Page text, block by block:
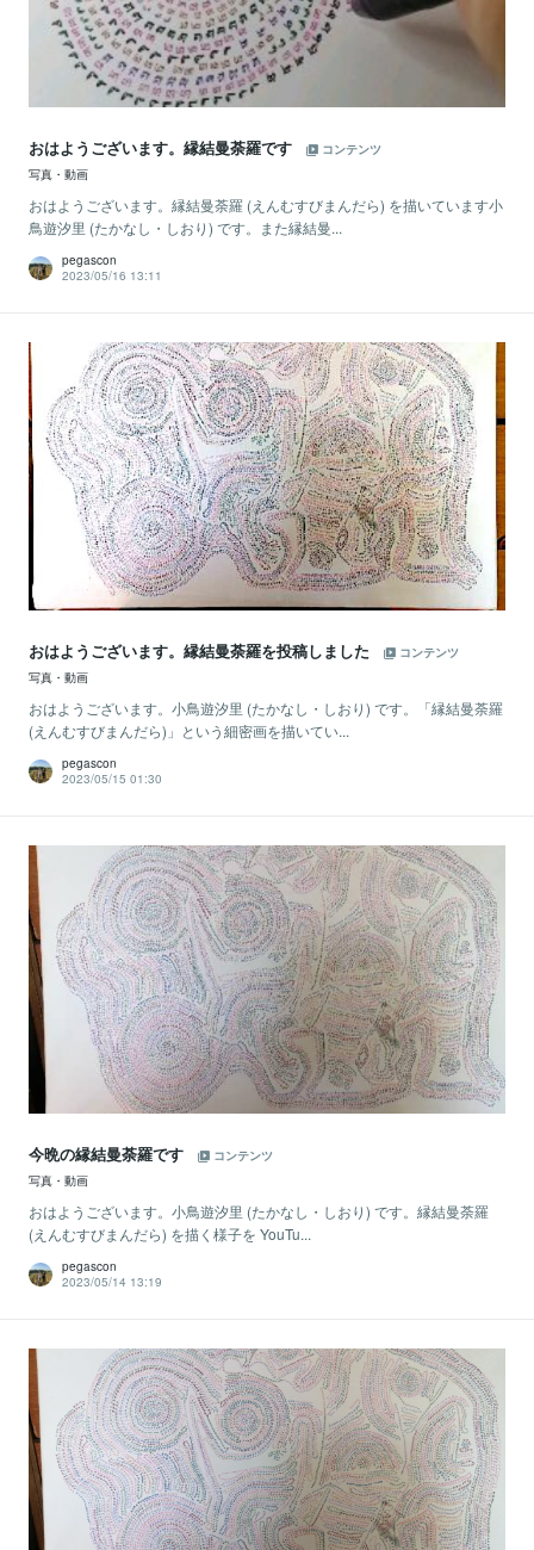
おはようございます。縁結曼荼羅です
コンテンツ
写真・動画
おはようございます。縁結曼荼羅 (えんむすびまんだら) を描いています小
鳥遊汐里 (たかなし・しおり) です。また縁結曼...
pegascon
2023/05/16 13:11
おはようございます。縁結曼荼羅を投稿しました
コンテンツ
写真・動画
おはようございます。小鳥遊汐里 (たかなし・しおり) です。「縁結曼荼羅
(えんむすびまんだら)」という細密画を描いてい...
pegascon
2023/05/15 01:30
今晩の縁結曼荼羅です
コンテンツ
写真・動画
おはようございます。小鳥遊汐里 (たかなし・しおり) です。縁結曼荼羅
(えんむすびまんだら) を描く様子を YouTu...
pegascon
2023/05/14 13:19